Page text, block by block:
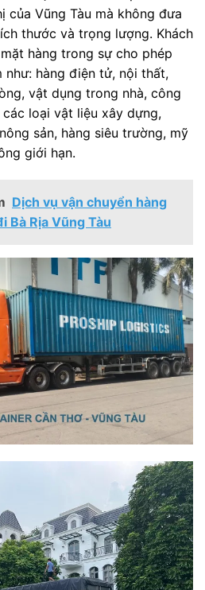
của Vũng Tàu mà không đưa
thước và trọng lượng. Khách
hàng trong sự cho phép
như: hàng điện tử, nội thất,
vật dụng trong nhà, công
loại vật liệu xây dựng,
sản, hàng siêu trường, mỹ
giới hạn.
Dịch vụ vận chuyển hàng
Bà Rịa Vũng Tàu